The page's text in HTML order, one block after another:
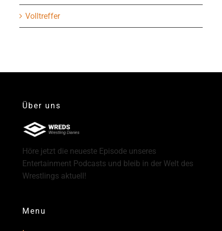
Volltreffer
Über uns
Höre jetzt die neueste Episode unseres
Entertainment Podcasts und bleib in der Welt des
Wrestlings aktuell!
Menu